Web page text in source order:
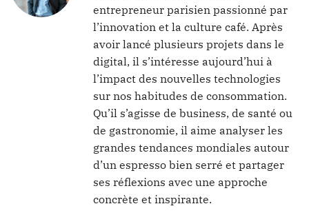
entrepreneur parisien passionné par
l’innovation et la culture café. Après
avoir lancé plusieurs projets dans le
digital, il s’intéresse aujourd’hui à
l’impact des nouvelles technologies
sur nos habitudes de consommation.
Qu’il s’agisse de business, de santé ou
de gastronomie, il aime analyser les
grandes tendances mondiales autour
d’un espresso bien serré et partager
ses réflexions avec une approche
concrète et inspirante.